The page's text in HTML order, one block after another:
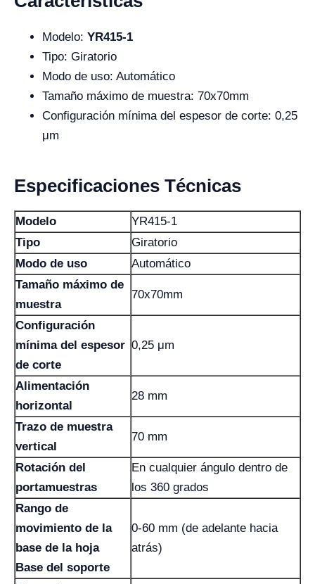
Modelo: YR415-1
Tipo: Giratorio
Modo de uso: Automático
Tamaño máximo de muestra: 70x70mm
Configuración mínima del espesor de corte: 0,25
μm
Especificaciones Técnicas
Modelo
YR415-1
Tipo
Giratorio
Modo de uso
Automático
Tamaño máximo de
muestra
70x70mm
Configuración
mínima del espesor
de corte
0,25 μm
Alimentación
horizontal
28 mm
Trazo de muestra
vertical
70 mm
Rotación del
portamuestras
En cualquier ángulo dentro de
los 360 grados
Rango de
movimiento de la
base de la hoja
Base del soporte
0-60 mm (de adelante hacia
atrás)